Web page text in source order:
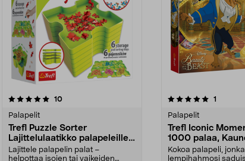
10arvostelut
Palapelit
Trefl Puzzle Sorter
Lajittelulaatikko palapeleille,
6 laatikkoa
Lajittele palapelin palat –
helpottaa isojen tai vaikeiden
5.0viidestä
1
Palapelit
Trefl Iconic
1000 palaa,
hirviö
Kokoa palapeli,
lempihahmosi